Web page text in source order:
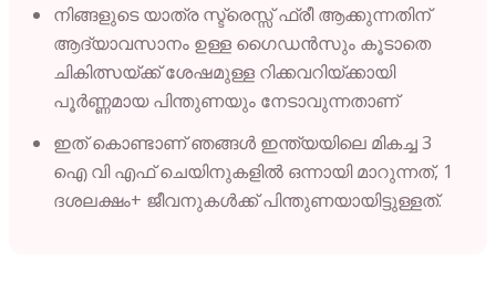
നിങ്ങളുടെ യാത്ര സ്ട്രെസ്സ് ഫ്രീ ആക്കുന്നതിന്
ആദ്യാവസാനം ഉള്ള ഗൈഡൻസും കൂടാതെ
ചികിത്സയ്ക്ക് ശേഷമുള്ള റിക്കവറിയ്ക്കായി
പൂർണ്ണമായ പിന്തുണയും നേടാവുന്നതാണ്
ഇത് കൊണ്ടാണ് ഞങ്ങൾ ഇന്ത്യയിലെ മികച്ച 3
ഐ വി എഫ് ചെയിനുകളിൽ ഒന്നായി മാറുന്നത്, 1
ദശലക്ഷം+ ജീവനുകൾക്ക് പിന്തുണയായിട്ടുള്ളത്.